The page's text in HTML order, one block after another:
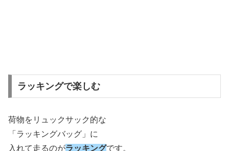
ラッキングで楽しむ
荷物をリュックサック的な
「ラッキングバッグ」に
入れて走るのがラッキングです。